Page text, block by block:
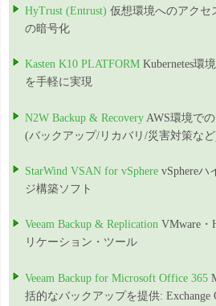
HyTrust (Entrust) 仮想環境へのアクセ
の暗号化
Kasten K10 PLATFORM Kubernetes環
を手軽に実現
N2W Backup & Recovery AWS環境で
(バックアップ/リカバリ/災害対策な
StarWind VSAN for vSphere vSphereハ
ジ構築ソフト
Veeam Backup & Replication VMware・
リケーション・ツール
Veeam Backup for Microsoft Office 365
括的なバックアップを提供: Exchange